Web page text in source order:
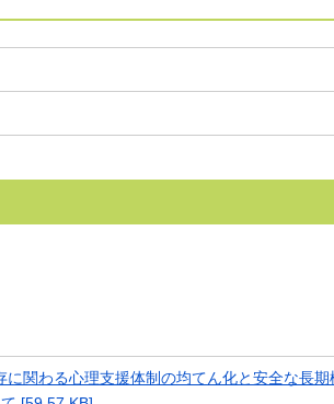
関わる心理支援体制の均てん化と安全な長